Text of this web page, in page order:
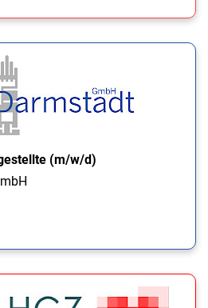
(m/w/d)